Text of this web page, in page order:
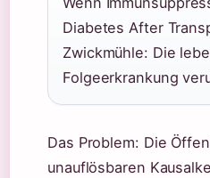
Diabetes After
Zwickmühle: Die
Folgeerkrankung
Das Problem: Die
unauflösbaren